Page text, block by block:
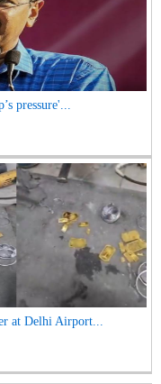
pressure'...
at Delhi Airport...